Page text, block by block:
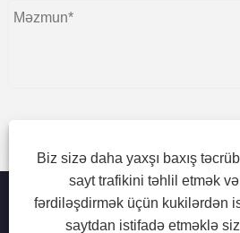
Biz sizə daha yaxşı baxış
sayt trafikini təhlil etmək
fərdiləşdirmək üçün kukilərdən
saytdan istifadə etməklə